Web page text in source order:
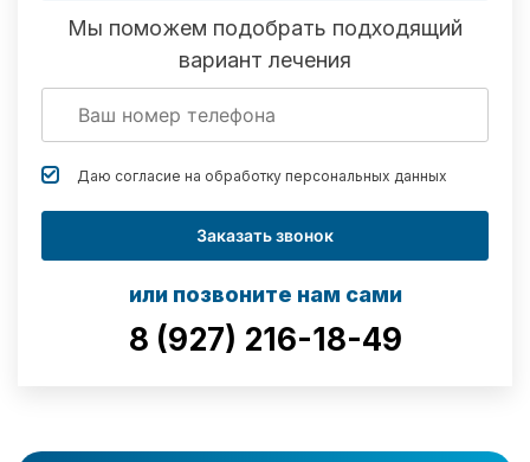
Мы поможем подобрать подходящий
вариант лечения
Даю согласие на обработку персональных данных
Заказать звонок
или позвоните нам сами
8 (927) 216-18-49